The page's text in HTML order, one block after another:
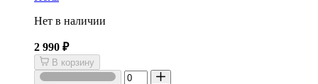
Нет в наличии
2 990 ₽
В корзину